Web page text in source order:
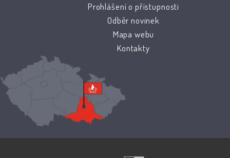
Prohlášení o přístupnosti
Odběr novinek
Mapa webu
Kontakty